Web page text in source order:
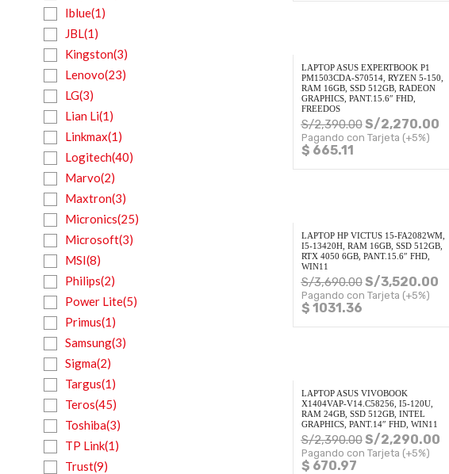
Iblue(1)
JBL(1)
Kingston(3)
Lenovo(23)
LG(3)
Lian Li(1)
Linkmax(1)
Logitech(40)
Marvo(2)
Maxtron(3)
Micronics(25)
Microsoft(3)
MSI(8)
Philips(2)
Power Lite(5)
Primus(1)
Samsung(3)
Sigma(2)
Targus(1)
Teros(45)
Toshiba(3)
TP Link(1)
Trust(9)
LAPTOP ASUS EXPERTBOOK P1
PM1503CDA-S70514, RYZEN 5-150,
RAM 16GB, SSD 512GB, RADEON
GRAPHICS, PANT.15.6″ FHD,
FREEDOS
S/2,390.00S/2,270.00
Pagando con Tarjeta (+5%)
$ 665.11
LAPTOP HP VICTUS 15-FA2082WM,
I5-13420H, RAM 16GB, SSD 512GB,
RTX 4050 6GB, PANT.15.6″ FHD,
WIN11
S/3,690.00S/3,520.00
Pagando con Tarjeta (+5%)
$ 1031.36
LAPTOP ASUS VIVOBOOK
X1404VAP-V14.C58256, I5-120U,
RAM 24GB, SSD 512GB, INTEL
GRAPHICS, PANT.14″ FHD, WIN11
S/2,390.00S/2,290.00
Pagando con Tarjeta (+5%)
$ 670.97